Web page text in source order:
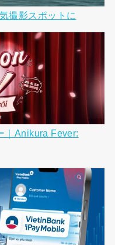
撮影スポットに
｜Anikura Fever: